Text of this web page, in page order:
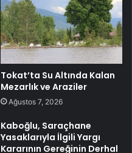
Tokat’ta Su Altında Kalan
Mezarlık ve Araziler
Ağustos 7, 2026
Kaboğlu, Saraçhane
Yasaklarıyla İlgili Yargı
Kararının Gereğinin Derhal